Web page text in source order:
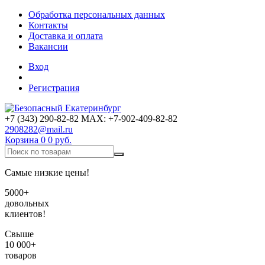
Обработка персональных данных
Контакты
Доставка и оплата
Вакансии
Вход
Регистрация
+7 (343) 290-82-82 MAX: +7-902-409-82-82
2908282@mail.ru
Корзина 0 0 руб.
Самые низкие цены!
5000+
довольных
клиентов!
Свыше
10 000+
товаров